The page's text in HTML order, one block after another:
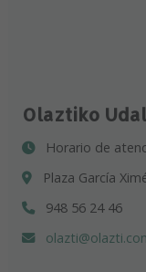
Olaztiko
Horario de
Plaza García
948 56 24 46